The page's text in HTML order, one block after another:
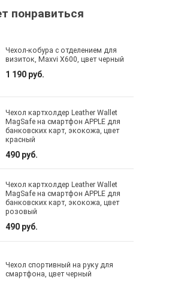
понравиться
Чехол-кобура с отделением для
визиток, Maxvi X600, цвет черный
1 190 руб.
Чехол картхолдер Leather Wallet
MagSafe на смартфон APPLE для
банковских карт, экокожа, цвет
красный
490 руб.
Чехол картхолдер Leather Wallet
MagSafe на смартфон APPLE для
банковских карт, экокожа, цвет
розовый
490 руб.
Чехол спортивный на руку для
смартфона, цвет черный